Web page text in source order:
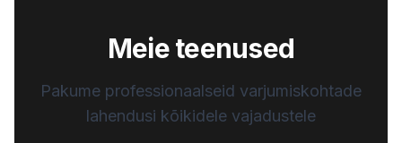
Meie teenused
Pakume professionaalseid varjumiskohtade
lahendusi kõikidele vajadustele